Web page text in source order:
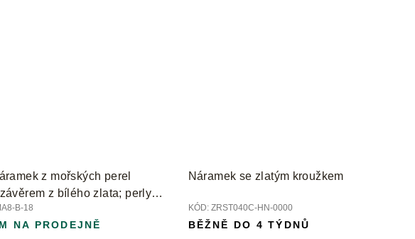
z mořských perel
z bílého zlata; perly 8
B-18
NA PRODEJNĚ
Náramek se zlatým kroužkem
KÓD: ZRST040C-HN-0000
BĚŽNĚ DO 4 TÝDNŮ